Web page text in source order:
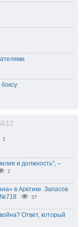
2
и должность", –
2
в Арктике. Запасов
№718
37
Ответ, который